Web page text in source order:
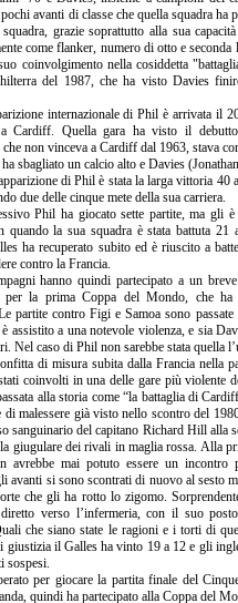
avanti di classe che quella squadra
grazie soprattutto alla sua
come flanker, numero di otto e
coinvolgimento nella cosiddetta
del 1987, che ha visto Davies
internazionale di Phil è arrivata il
Cardiff. Quella gara ha visto il
non vinceva a Cardiff dal 1963, stava
sbagliato un calcio alto e Davies
di Phil è stata la larga vittoria
due delle cinque mete della sua carriera.
Phil ha giocato sette partite, ma gli
quando la sua squadra è stata battuta 21
ha recuperato subito ed è riuscito a
contro la Francia.
hanno quindi partecipato a un
per la prima Coppa del Mondo, che
partite contro Figi e Samoa sono
assistito a una notevole violenza, e sia
Nel caso di Phil non sarebbe stata quella
di misura subita dalla Francia nella
coinvolti in una delle gare più violente
alla storia come “la battaglia di
di malessere già visto nello scontro del
sanguinario del capitano Richard Hill alla
giugulare dei rivali in maglia rossa. Alla
avrebbe mai potuto essere un
avanti si sono scontrati di nuovo al sesto
che gli ha rotto lo zigomo.
verso l’infermeria, con il suo
che siano state le ragioni e i torti di
giustizia il Galles ha vinto 19 a 12 e gli
sospesi.
per giocare la partita finale del
quindi ha partecipato alla Coppa del